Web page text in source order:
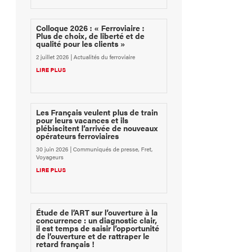
Colloque 2026 : « Ferroviaire :
Plus de choix, de liberté et de
qualité pour les clients »
2 juillet 2026 |Actualités du ferroviaire
LIRE PLUS
Les Français veulent plus de train
pour leurs vacances et ils
plébiscitent l’arrivée de nouveaux
opérateurs ferroviaires
30 juin 2026 |Communiqués de presse, Fret,
Voyageurs
LIRE PLUS
Étude de l’ART sur l’ouverture à la
concurrence : un diagnostic clair,
il est temps de saisir l’opportunité
de l’ouverture et de rattraper le
retard français !